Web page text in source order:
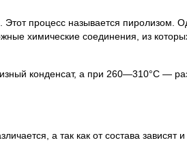
Этот процесс называется пиролизом.
химические соединения, из
конденсат, а при 260—310°С —
а так как от состава зависят